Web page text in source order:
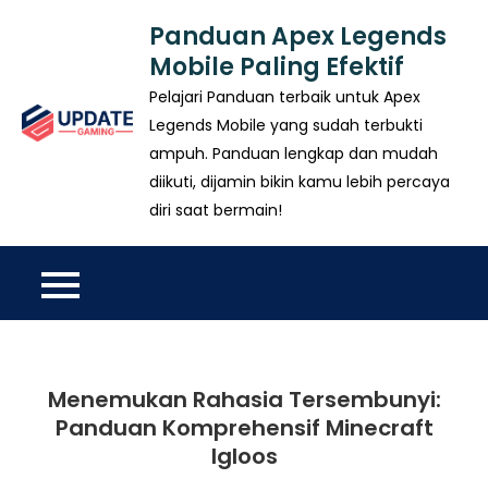
Panduan Apex Legends
Mobile Paling Efektif
Pelajari Panduan terbaik untuk Apex
Legends Mobile yang sudah terbukti
ampuh. Panduan lengkap dan mudah
diikuti, dijamin bikin kamu lebih percaya
diri saat bermain!
Menemukan Rahasia Tersembunyi:
Panduan Komprehensif Minecraft
Igloos